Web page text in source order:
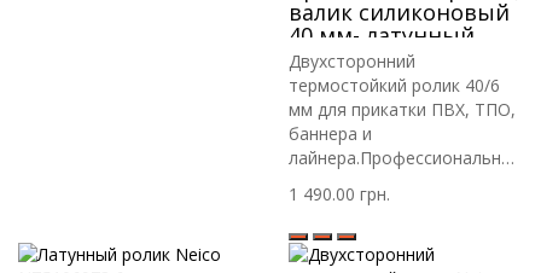
валик силиконовый
40 мм- латунный
ролик 6мм NEICO
Двухсторонний
термостойкий ролик 40/6
мм для прикатки ПВХ, ТПО,
баннера и
лайнера.Профессиональный
1 490.00 грн.